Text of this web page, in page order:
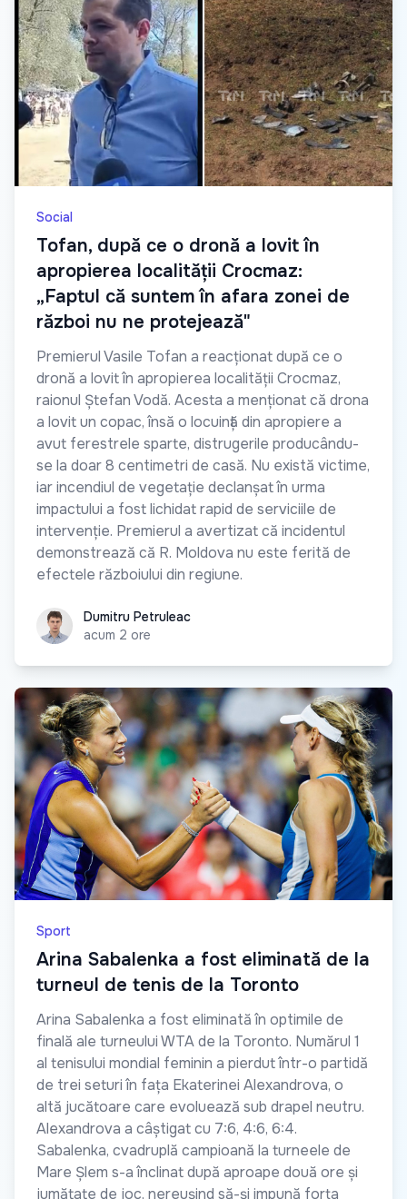
Social
Tofan, după ce o dronă a lovit în
apropierea localității Crocmaz:
„Faptul că suntem în afara zonei de
război nu ne protejează"
Premierul Vasile Tofan a reacționat după ce o
dronă a lovit în apropierea localității Crocmaz,
raionul Ștefan Vodă. Acesta a menționat că drona
a lovit un copac, însă o locuință din apropiere a
avut ferestrele sparte, distrugerile producându-
se la doar 8 centimetri de casă. Nu există victime,
iar incendiul de vegetație declanșat în urma
impactului a fost lichidat rapid de serviciile de
intervenție. Premierul a avertizat că incidentul
demonstrează că R. Moldova nu este ferită de
efectele războiului din regiune.
Dumitru Petruleac
Dumitru Petruleac
acum 2 ore
Sport
Arina Sabalenka a fost eliminată de la
turneul de tenis de la Toronto
Arina Sabalenka a fost eliminată în optimile de
finală ale turneului WTA de la Toronto. Numărul 1
al tenisului mondial feminin a pierdut într-o partidă
de trei seturi în fața Ekaterinei Alexandrova, o
altă jucătoare care evoluează sub drapel neutru.
Alexandrova a câștigat cu 7:6, 4:6, 6:4.
Sabalenka, cvadruplă campioană la turneele de
Mare Șlem s-a înclinat după aproape două ore și
jumătate de joc, nereușind să-și impună forța